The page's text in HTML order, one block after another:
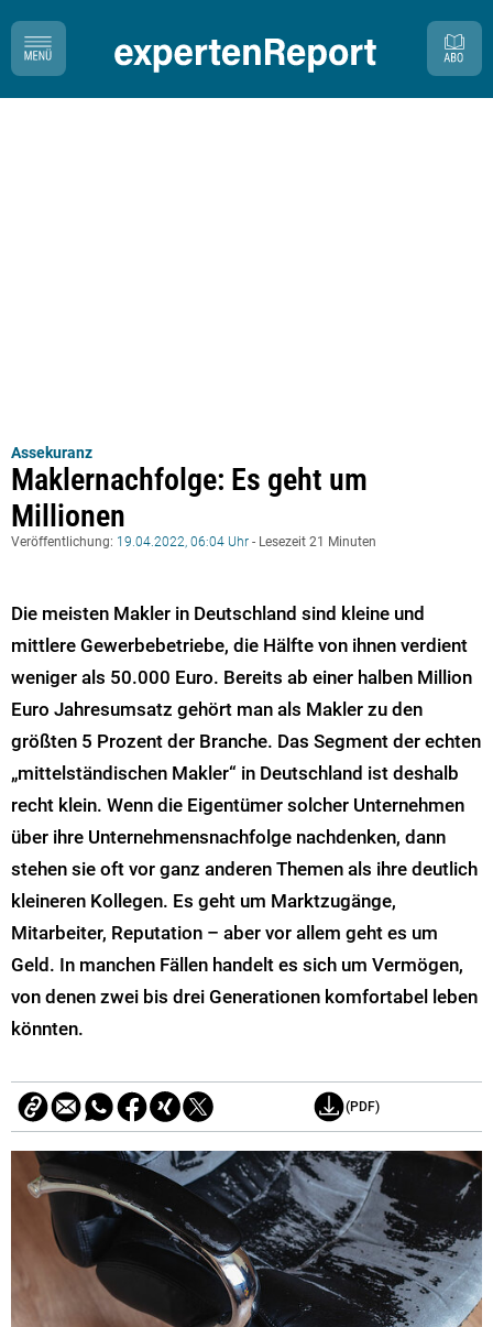
Assekuranz
Maklernachfolge: Es geht um
Millionen
Veröffentlichung: 19.04.2022, 06:04 Uhr - Lesezeit 21 Minuten
Die meisten Makler in Deutschland sind kleine und
mittlere Gewerbebetriebe, die Hälfte von ihnen verdient
weniger als 50.000 Euro. Bereits ab einer halben Million
Euro Jahresumsatz gehört man als Makler zu den
größten 5 Prozent der Branche. Das Segment der echten
„mittelständischen Makler“ in Deutschland ist deshalb
recht klein. Wenn die Eigentümer solcher Unternehmen
über ihre Unternehmensnachfolge nachdenken, dann
stehen sie oft vor ganz anderen Themen als ihre deutlich
kleineren Kollegen. Es geht um Marktzugänge,
Mitarbeiter, Reputation – aber vor allem geht es um
Geld. In manchen Fällen handelt es sich um Vermögen,
von denen zwei bis drei Generationen komfortabel leben
könnten.
(PDF)